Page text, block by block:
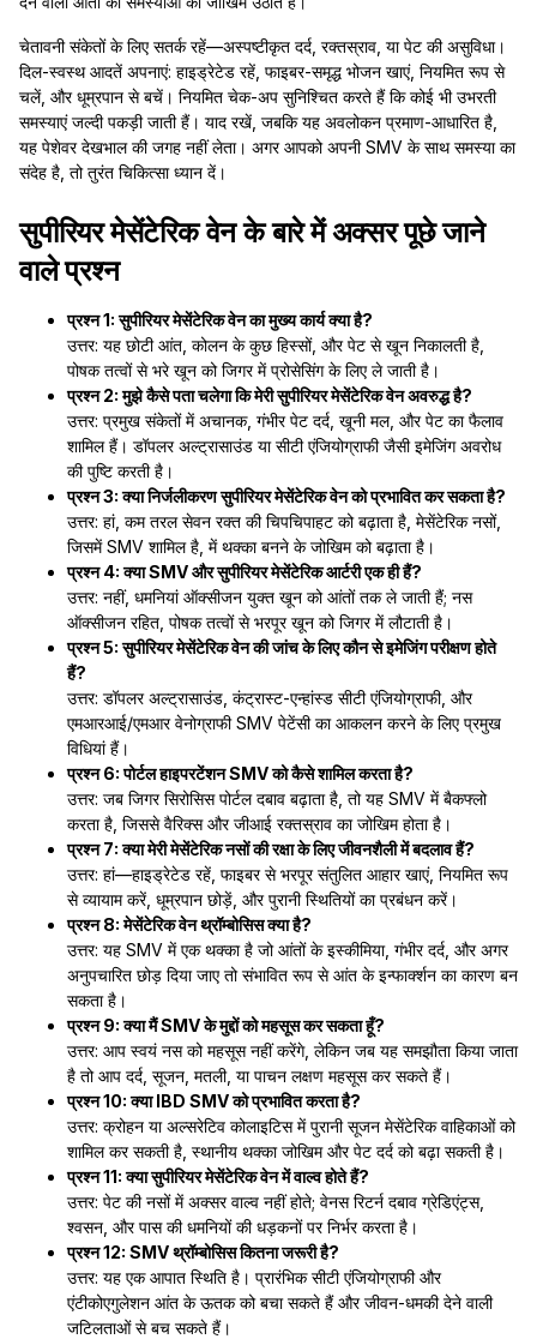
चेतावनी संकेतों के लिए सतर्क रहें—अस्पष्टीकृत दर्द, रक्तस्राव, या पेट की असुविधा।
दिल-स्वस्थ आदतें अपनाएं: हाइड्रेटेड रहें, फाइबर-समृद्ध भोजन खाएं, नियमित रूप से
चलें, और धूम्रपान से बचें। नियमित चेक-अप सुनिश्चित करते हैं कि कोई भी उभरती
समस्याएं जल्दी पकड़ी जाती हैं। याद रखें, जबकि यह अवलोकन प्रमाण-आधारित है,
यह पेशेवर देखभाल की जगह नहीं लेता। अगर आपको अपनी SMV के साथ समस्या का
संदेह है, तो तुरंत चिकित्सा ध्यान दें।
सुपीरियर मेसेंटेरिक वेन के बारे में अक्सर पूछे जाने
वाले प्रश्न
प्रश्न 1: सुपीरियर मेसेंटेरिक वेन का मुख्य कार्य क्या है?
उत्तर: यह छोटी आंत, कोलन के कुछ हिस्सों, और पेट से खून निकालती है,
पोषक तत्वों से भरे खून को जिगर में प्रोसेसिंग के लिए ले जाती है।
प्रश्न 2: मुझे कैसे पता चलेगा कि मेरी सुपीरियर मेसेंटेरिक वेन अवरुद्ध है?
उत्तर: प्रमुख संकेतों में अचानक, गंभीर पेट दर्द, खूनी मल, और पेट का फैलाव
शामिल हैं। डॉपलर अल्ट्रासाउंड या सीटी एंजियोग्राफी जैसी इमेजिंग अवरोध
की पुष्टि करती है।
प्रश्न 3: क्या निर्जलीकरण सुपीरियर मेसेंटेरिक वेन को प्रभावित कर सकता है?
उत्तर: हां, कम तरल सेवन रक्त की चिपचिपाहट को बढ़ाता है, मेसेंटेरिक नसों,
जिसमें SMV शामिल है, में थक्का बनने के जोखिम को बढ़ाता है।
प्रश्न 4: क्या SMV और सुपीरियर मेसेंटेरिक आर्टरी एक ही हैं?
उत्तर: नहीं, धमनियां ऑक्सीजन युक्त खून को आंतों तक ले जाती हैं; नस
ऑक्सीजन रहित, पोषक तत्वों से भरपूर खून को जिगर में लौटाती है।
प्रश्न 5: सुपीरियर मेसेंटेरिक वेन की जांच के लिए कौन से इमेजिंग परीक्षण होते
हैं?
उत्तर: डॉपलर अल्ट्रासाउंड, कंट्रास्ट-एन्हांस्ड सीटी एंजियोग्राफी, और
एमआरआई/एमआर वेनोग्राफी SMV पेटेंसी का आकलन करने के लिए प्रमुख
विधियां हैं।
प्रश्न 6: पोर्टल हाइपरटेंशन SMV को कैसे शामिल करता है?
उत्तर: जब जिगर सिरोसिस पोर्टल दबाव बढ़ाता है, तो यह SMV में बैकफ्लो
करता है, जिससे वैरिक्स और जीआई रक्तस्राव का जोखिम होता है।
प्रश्न 7: क्या मेरी मेसेंटेरिक नसों की रक्षा के लिए जीवनशैली में बदलाव हैं?
उत्तर: हां—हाइड्रेटेड रहें, फाइबर से भरपूर संतुलित आहार खाएं, नियमित रूप
से व्यायाम करें, धूम्रपान छोड़ें, और पुरानी स्थितियों का प्रबंधन करें।
प्रश्न 8: मेसेंटेरिक वेन थ्रॉम्बोसिस क्या है?
उत्तर: यह SMV में एक थक्का है जो आंतों के इस्कीमिया, गंभीर दर्द, और अगर
अनुपचारित छोड़ दिया जाए तो संभावित रूप से आंत के इन्फार्क्शन का कारण बन
सकता है।
प्रश्न 9: क्या मैं SMV के मुद्दों को महसूस कर सकता हूँ?
उत्तर: आप स्वयं नस को महसूस नहीं करेंगे, लेकिन जब यह समझौता किया जाता
है तो आप दर्द, सूजन, मतली, या पाचन लक्षण महसूस कर सकते हैं।
प्रश्न 10: क्या IBD SMV को प्रभावित करता है?
उत्तर: क्रोहन या अल्सरेटिव कोलाइटिस में पुरानी सूजन मेसेंटेरिक वाहिकाओं को
शामिल कर सकती है, स्थानीय थक्का जोखिम और पेट दर्द को बढ़ा सकती है।
प्रश्न 11: क्या सुपीरियर मेसेंटेरिक वेन में वाल्व होते हैं?
उत्तर: पेट की नसों में अक्सर वाल्व नहीं होते; वेनस रिटर्न दबाव ग्रेडिएंट्स,
श्वसन, और पास की धमनियों की धड़कनों पर निर्भर करता है।
प्रश्न 12: SMV थ्रॉम्बोसिस कितना जरूरी है?
उत्तर: यह एक आपात स्थिति है। प्रारंभिक सीटी एंजियोग्राफी और
एंटीकोएगुलेशन आंत के ऊतक को बचा सकते हैं और जीवन-धमकी देने वाली
जटिलताओं से बच सकते हैं।